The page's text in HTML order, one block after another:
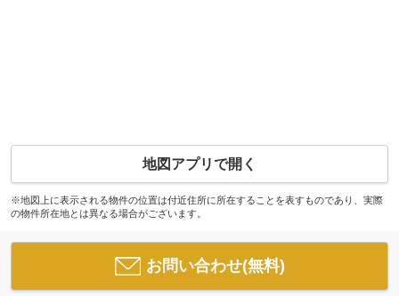
地図アプリで開く
※地図上に表示される物件の位置は付近住所に所在することを表すものであり、実際
の物件所在地とは異なる場合がございます。
お問い合わせ(無料)